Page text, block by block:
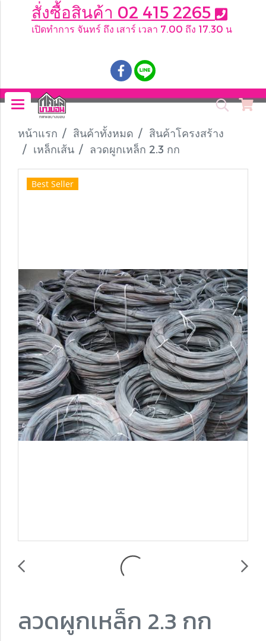
สั่งซื้อสินค้า 02 415 2265
เปิดทำการ จันทร์ ถึง เสาร์ เวลา 7.00 ถึง 17.30 น
หน้าแรก สินค้าทั้งหมด
สินค้าโครงสร้าง
เหล็กเส้น
ลวดผูกเหล็ก 2.3 กก
Best Seller
ลวดผูกเหล็ก 2.3 กก